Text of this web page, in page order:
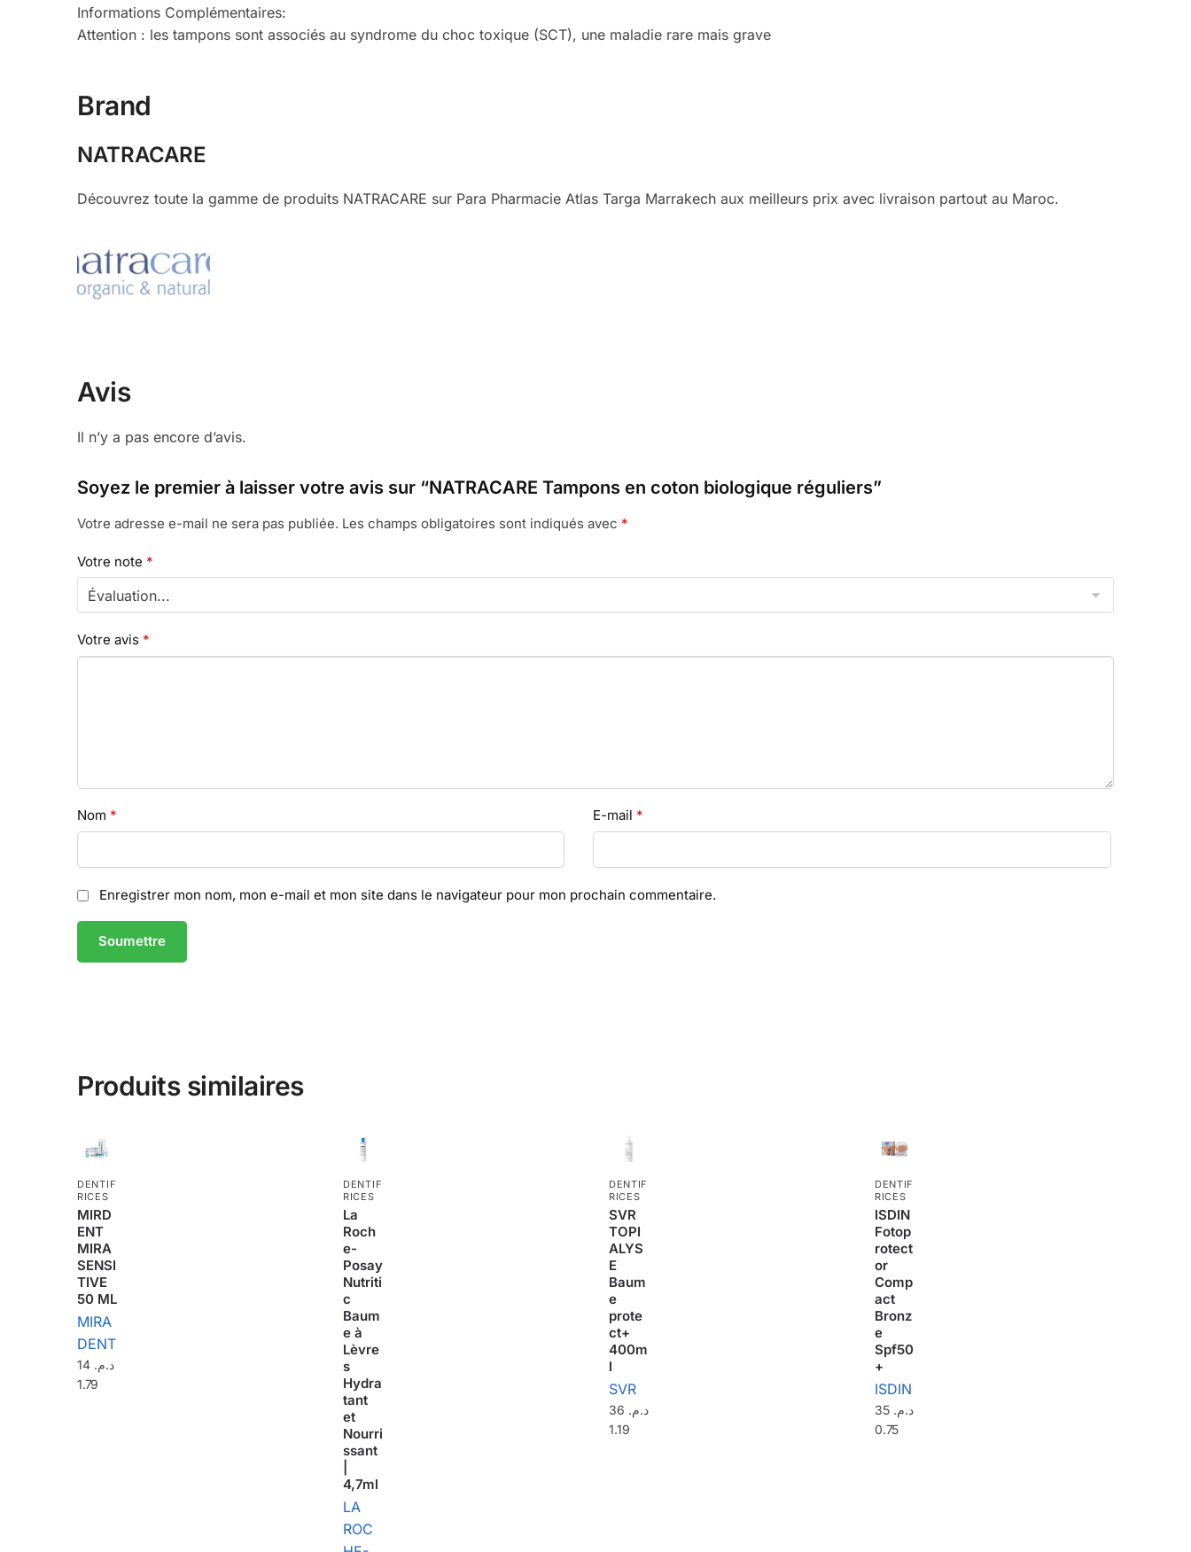
Informations Complémentaires:
Attention : les tampons sont associés au syndrome du choc toxique (SCT), une maladie rare mais grave
Brand
NATRACARE
Découvrez toute la gamme de produits NATRACARE sur Para Pharmacie Atlas Targa Marrakech aux meilleurs prix avec livraison partout au Maroc.
Avis
Il n’y a pas encore d’avis.
Soyez le premier à laisser votre avis sur “NATRACARE Tampons en coton biologique réguliers”
Votre adresse e-mail ne sera pas publiée. Les champs obligatoires sont indiqués avec *
Votre note *
Votre avis *
Nom * E-mail *
Enregistrer mon nom, mon e-mail et mon site dans le navigateur pour mon prochain commentaire.
Produits similaires
DENTIF
RICES
MIRD
ENT
MIRA
SENSI
TIVE
50 ML
MIRA
DENT
د.م. 14
1.79
DENTIF
RICES
La
Roch
e-
Posay
Nutriti
c
Baum
e à
Lèvre
s
Hydra
tant
et
Nourri
ssant
4,7ml
LA
ROC
DENTIF
RICES
SVR
TOPI
ALYS
E
Baum
e
prote
ct+
400m
l
SVR
د.م. 36
1.19
DENTIF
RICES
ISDIN
Fotop
rotect
or
Comp
act
Bronz
e
Spf50
+
ISDIN
د.م. 35
0.75